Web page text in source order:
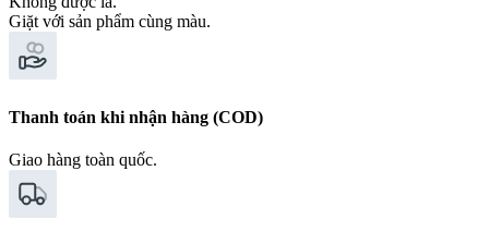
Giặt với sản phẩm cùng màu.
Thanh toán khi nhận hàng (COD)
Giao hàng toàn quốc.